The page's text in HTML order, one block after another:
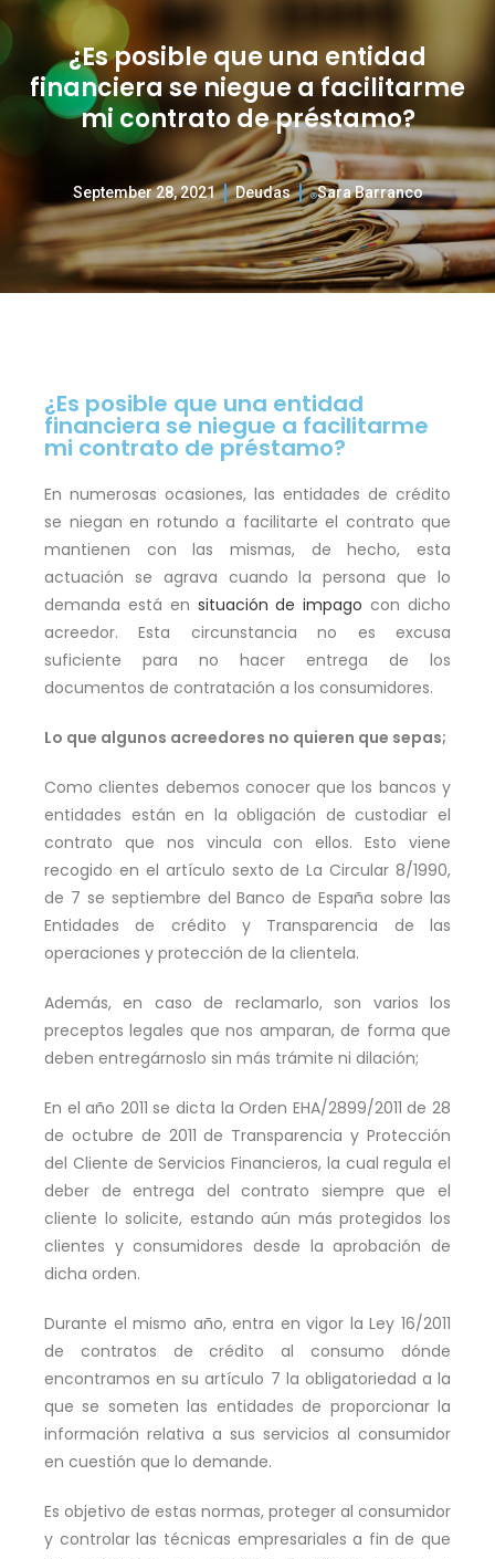
¿Es posible que una entidad
financiera se niegue a facilitarme
mi contrato de préstamo?
September 28, 2021 Deudas Sara Barranco
¿Es posible que una entidad
financiera se niegue a facilitarme
mi contrato de préstamo?
En numerosas ocasiones, las entidades de crédito
se niegan en rotundo a facilitarte el contrato que
mantienen con las mismas, de hecho, esta
actuación se agrava cuando la persona que lo
demanda está en situación de impago con dicho
acreedor. Esta circunstancia no es excusa
suficiente para no hacer entrega de los
documentos de contratación a los consumidores.
Lo que algunos acreedores no quieren que sepas;
Como clientes debemos conocer que los bancos y
entidades están en la obligación de custodiar el
contrato que nos vincula con ellos. Esto viene
recogido en el artículo sexto de La Circular 8/1990,
de 7 se septiembre del Banco de España sobre las
Entidades de crédito y Transparencia de las
operaciones y protección de la clientela.
Además, en caso de reclamarlo, son varios los
preceptos legales que nos amparan, de forma que
deben entregárnoslo sin más trámite ni dilación;
En el año 2011 se dicta la Orden EHA/2899/2011 de 28
de octubre de 2011 de Transparencia y Protección
del Cliente de Servicios Financieros, la cual regula el
deber de entrega del contrato siempre que el
cliente lo solicite, estando aún más protegidos los
clientes y consumidores desde la aprobación de
dicha orden.
Durante el mismo año, entra en vigor la Ley 16/2011
de contratos de crédito al consumo dónde
encontramos en su artículo 7 la obligatoriedad a la
que se someten las entidades de proporcionar la
información relativa a sus servicios al consumidor
en cuestión que lo demande.
Es objetivo de estas normas, proteger al consumidor
y controlar las técnicas empresariales a fin de que